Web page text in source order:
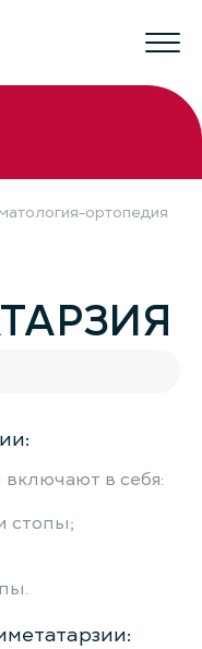
ортопедия
в себя:
стопы;